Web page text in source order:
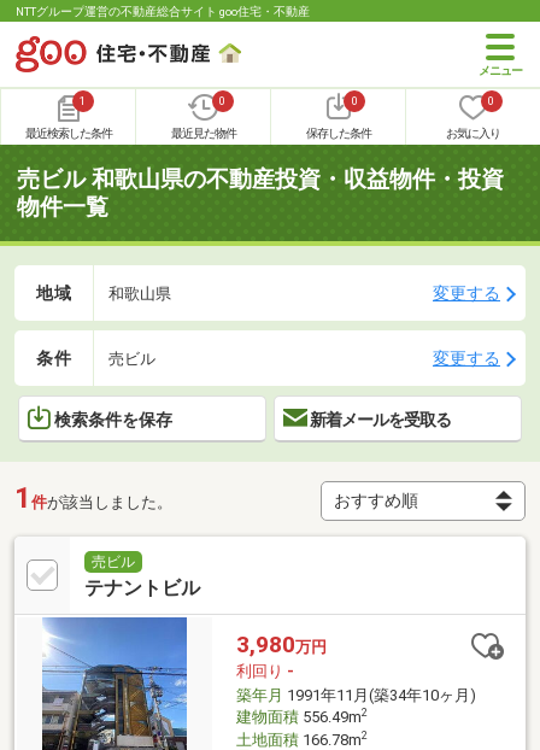
NTTグループ運営の不動産総合サイト goo住宅・不動産
1
最近検索した条件
0
最近見た物件
0
保存した条件
0
お気に入り
売ビル 和歌山県の不動産投資・収益物件・投資
物件一覧
地域 和歌山県 変更する
条件 売ビル 変更する
検索条件を保存 新着メールを受取る
1 件が該当しました。
売ビル
テナントビル
3,980万円
利回り -
築年月 1991年11月(築34年10ヶ月)
建物面積556.49m2
土地面積166.78m2